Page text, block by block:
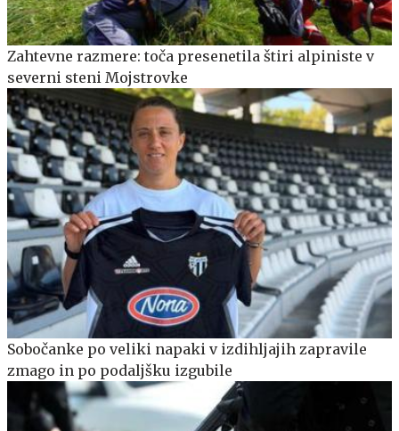
Zahtevne razmere: toča presenetila štiri alpiniste v
severni steni Mojstrovke
Sobočanke po veliki napaki v izdihljajih zapravile
zmago in po podaljšku izgubile